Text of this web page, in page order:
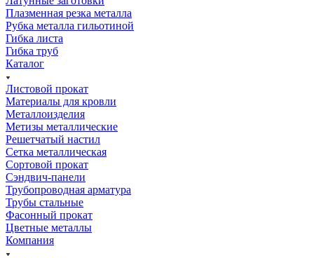
Плазменная резка металла
Рубка металла гильотиной
Гибка листа
Гибка труб
Каталог
Листовой прокат
Материалы для кровли
Металлоизделия
Метизы металлические
Решетчатый настил
Сетка металлическая
Сортовой прокат
Сэндвич-панели
Трубопроводная арматура
Трубы стальные
Фасонный прокат
Цветные металлы
Компания